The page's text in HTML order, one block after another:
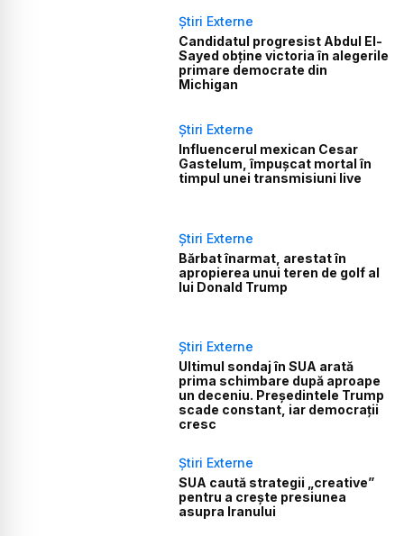
Știri Externe
Candidatul progresist Abdul El-
Sayed obține victoria în alegerile
primare democrate din
Michigan
Știri Externe
Influencerul mexican Cesar
Gastelum, împușcat mortal în
timpul unei transmisiuni live
Știri Externe
Bărbat înarmat, arestat în
apropierea unui teren de golf al
lui Donald Trump
Știri Externe
Ultimul sondaj în SUA arată
prima schimbare după aproape
un deceniu. Președintele Trump
scade constant, iar democrații
cresc
Știri Externe
SUA caută strategii „creative”
pentru a crește presiunea
asupra Iranului